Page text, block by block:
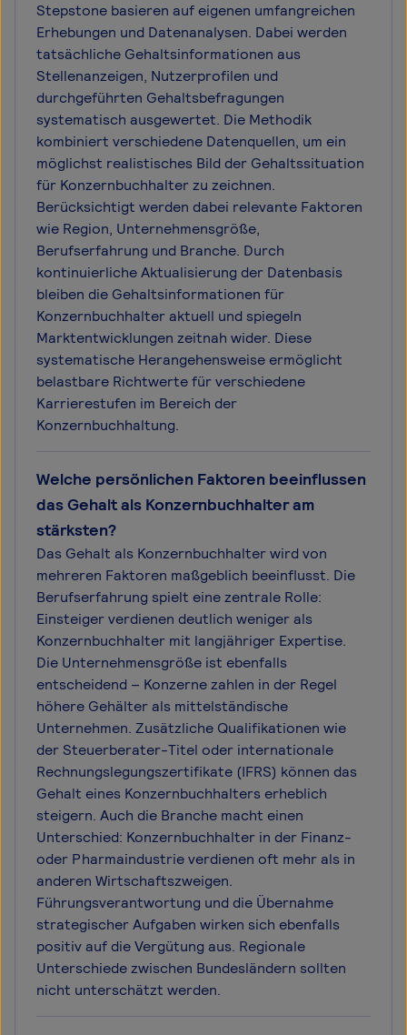
Stepstone basieren auf eigenen umfangreichen
Erhebungen und Datenanalysen. Dabei werden
tatsächliche Gehaltsinformationen aus
Stellenanzeigen, Nutzerprofilen und
durchgeführten Gehaltsbefragungen
systematisch ausgewertet. Die Methodik
kombiniert verschiedene Datenquellen, um ein
möglichst realistisches Bild der Gehaltssituation
für Konzernbuchhalter zu zeichnen.
Berücksichtigt werden dabei relevante Faktoren
wie Region, Unternehmensgröße,
Berufserfahrung und Branche. Durch
kontinuierliche Aktualisierung der Datenbasis
bleiben die Gehaltsinformationen für
Konzernbuchhalter aktuell und spiegeln
Marktentwicklungen zeitnah wider. Diese
systematische Herangehensweise ermöglicht
belastbare Richtwerte für verschiedene
Karrierestufen im Bereich der
Konzernbuchhaltung.
Welche persönlichen Faktoren beeinflussen
das Gehalt als Konzernbuchhalter am
stärksten?
Das Gehalt als Konzernbuchhalter wird von
mehreren Faktoren maßgeblich beeinflusst. Die
Berufserfahrung spielt eine zentrale Rolle:
Einsteiger verdienen deutlich weniger als
Konzernbuchhalter mit langjähriger Expertise.
Die Unternehmensgröße ist ebenfalls
entscheidend – Konzerne zahlen in der Regel
höhere Gehälter als mittelständische
Unternehmen. Zusätzliche Qualifikationen wie
der Steuerberater-Titel oder internationale
Rechnungslegungszertifikate (IFRS) können das
Gehalt eines Konzernbuchhalters erheblich
steigern. Auch die Branche macht einen
Unterschied: Konzernbuchhalter in der Finanz-
oder Pharmaindustrie verdienen oft mehr als in
anderen Wirtschaftszweigen.
Führungsverantwortung und die Übernahme
strategischer Aufgaben wirken sich ebenfalls
positiv auf die Vergütung aus. Regionale
Unterschiede zwischen Bundesländern sollten
nicht unterschätzt werden.